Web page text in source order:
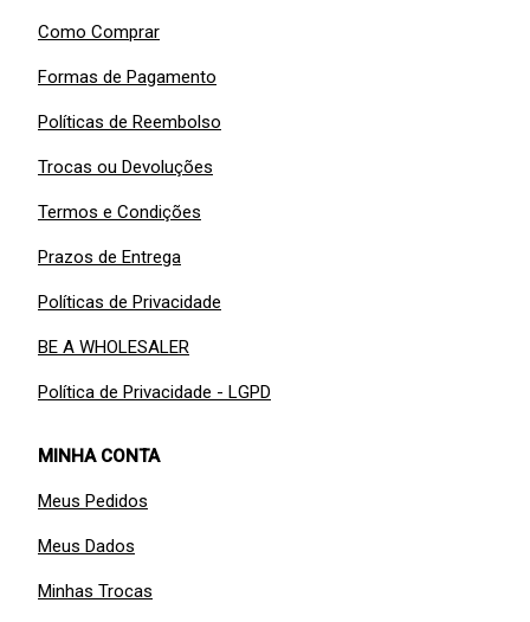
Como Comprar
Formas de Pagamento
Políticas de Reembolso
Trocas ou Devoluções
Termos e Condições
Prazos de Entrega
Políticas de Privacidade
BE A WHOLESALER
Política de Privacidade - LGPD
MINHA CONTA
Meus Pedidos
Meus Dados
Minhas Trocas